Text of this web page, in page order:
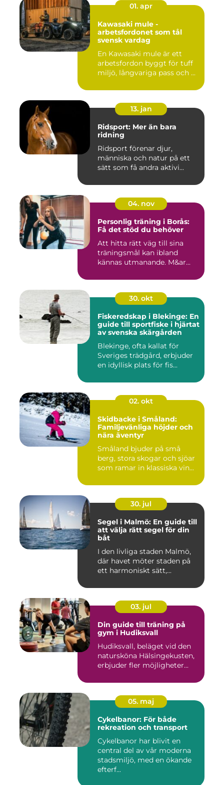
01. apr
Kawasaki mule -
arbetsfordonet som tål
svensk vardag
En Kawasaki mule är ett
arbetsfordon byggt för tuff
miljö, långvariga pass och ...
13. jan
Ridsport: Mer än bara
ridning
Ridsport förenar djur,
människa och natur på ett
sätt som få andra aktivi...
04. nov
Personlig träning i Borås:
Få det stöd du behöver
Att hitta rätt väg till sina
träningsmål kan ibland
kännas utmanande. M&ar...
30. okt
Fiskeredskap i Blekinge: En
guide till sportfiske i hjärtat
av svenska skärgården
Blekinge, ofta kallat för
Sveriges trädgård, erbjuder
en idyllisk plats för fis...
02. okt
Skidbacke i Småland:
Familjevänliga höjder och
nära äventyr
Småland bjuder på små
berg, stora skogar och sjöar
som ramar in klassiska vin...
30. jul
Segel i Malmö: En guide till
att välja rätt segel för din
båt
I den livliga staden Malmö,
där havet möter staden på
ett harmoniskt sätt,...
03. jul
Din guide till träning på
gym i Hudiksvall
Hudiksvall, beläget vid den
natursköna Hälsingekusten,
erbjuder fler möjligheter...
05. maj
Cykelbanor: För både
rekreation och transport
Cykelbanor har blivit en
central del av vår moderna
stadsmiljö, med en ökande
efterf...